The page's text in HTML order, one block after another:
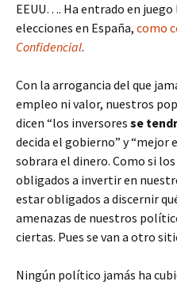
EEUU…. Ha entrado en
elecciones en España, como
Confidencial.
Con la arrogancia del que
empleo ni valor, nuestros
dicen “los inversores se
decida el gobierno” y “mejor
sobrara el dinero. Como si
obligados a invertir en
estar obligados a discernir
amenazas de nuestros
ciertas. Pues se van a otro
Ningún político jamás ha